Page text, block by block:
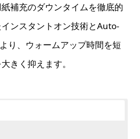
補充のダウンタイムを徹底的
ンスタントオン技術とAuto-
り、ウォームアップ時間を短
きく抑えます。